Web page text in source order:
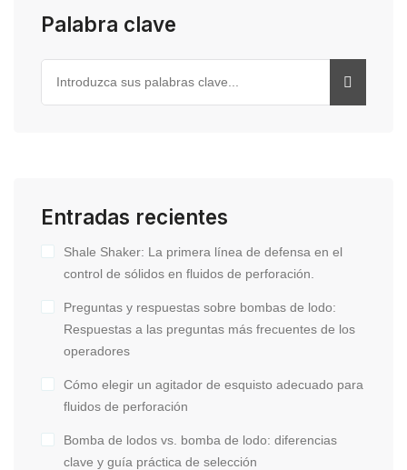
Palabra clave
Entradas recientes
Shale Shaker: La primera línea de defensa en el
control de sólidos en fluidos de perforación.
Preguntas y respuestas sobre bombas de lodo:
Respuestas a las preguntas más frecuentes de los
operadores
Cómo elegir un agitador de esquisto adecuado para
fluidos de perforación
Bomba de lodos vs. bomba de lodo: diferencias
clave y guía práctica de selección